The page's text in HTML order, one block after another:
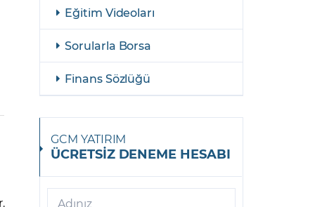
Eğitim Videoları
Sorularla Borsa
Finans Sözlüğü
GCM YATIRIM
ÜCRETSİZ DENEME HESABI
Adınız